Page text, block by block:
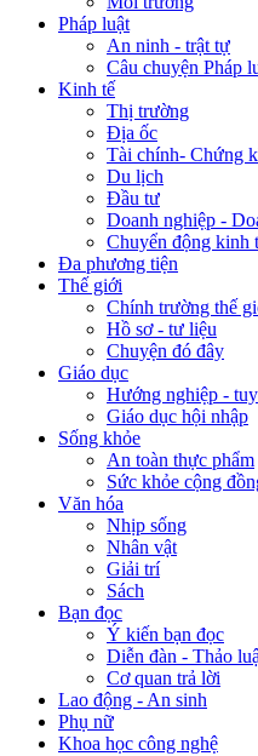
Pháp luật
An ninh - trật tự
Câu chuyện Pháp
Kinh tế
Thị trường
Địa ốc
Tài chính- Chứng
Du lịch
Đầu tư
Doanh nghiệp -
Chuyển động
Đa phương tiện
Thế giới
Chính trường thế
Hồ sơ - tư liệu
Chuyện đó đây
Giáo dục
Hướng nghiệp -
Giáo dục hội nhập
Sống khỏe
An toàn thực phẩm
Sức khỏe cộng
Văn hóa
Nhịp sống
Nhân vật
Giải trí
Sách
Bạn đọc
Ý kiến bạn đọc
Diễn đàn - Thảo
Cơ quan trả lời
Lao động - An sinh
Phụ nữ
Khoa học công nghệ